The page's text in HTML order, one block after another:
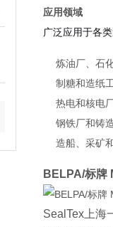
应用领域
广泛应用于各
炼油厂、石
制糖和造纸
热电和核电
钢铁厂和铸
造船、采矿
BELPA/标牌
SealTex 上